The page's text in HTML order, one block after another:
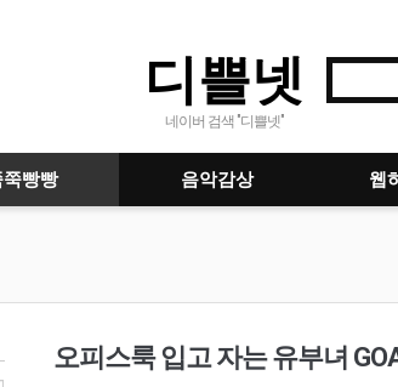
디쁠넷
네이버 검색 "디쁠넷"
쭉빵빵 음악감상 웹
오피스룩 입고 자는 유부녀